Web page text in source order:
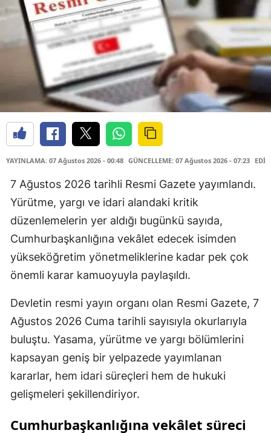
YAYINLAMA: 07 Ağustos 2026 - 00:48 GÜNCELLEME: 07 Ağustos 2026 - 07:23
7 Ağustos 2026 tarihli Resmi Gazete yayımlandı.
Yürütme, yargı ve idari alandaki kritik
düzenlemelerin yer aldığı bugünkü sayıda,
Cumhurbaşkanlığına vekâlet edecek isimden
yükseköğretim yönetmeliklerine kadar pek çok
önemli karar kamuoyuyla paylaşıldı.
Devletin resmi yayın organı olan Resmi Gazete, 7
Ağustos 2026 Cuma tarihli sayısıyla okurlarıyla
buluştu. Yasama, yürütme ve yargı bölümlerini
kapsayan geniş bir yelpazede yayımlanan
kararlar, hem idari süreçleri hem de hukuki
gelişmeleri şekillendiriyor.
Cumhurbaşkanlığına vekâlet süreci